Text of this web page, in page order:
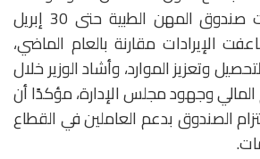
أبرزها موقف إيرادات صندوق المهن الطبية حتى 30 إبريل
تضاعفت الإيرادات مقارنة بالعام الماضي،
وتعزيز الموارد، وأشاد الوزير خلال
المالي وجهود مجلس الإدارة، مؤكدًا أن
الصندوق بدعم العاملين في القطاع